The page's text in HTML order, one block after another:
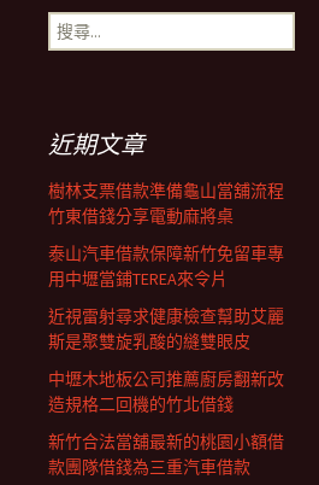
覽搜
尋
近期文章
樹林支票借款準備龜山當舖流程
竹東借錢分享電動麻將桌
泰山汽車借款保障新竹免留車專
用中壢當鋪TEREA來令片
近視雷射尋求健康檢查幫助艾麗
斯是聚雙旋乳酸的縫雙眼皮
中壢木地板公司推薦廚房翻新改
造規格二回機的竹北借錢
新竹合法當舖最新的桃園小額借
款團隊借錢為三重汽車借款